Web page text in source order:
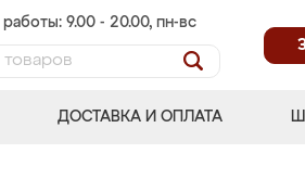
работы: 9.00 - 20.00, пн-вс
ДОСТАВКА И ОПЛАТА